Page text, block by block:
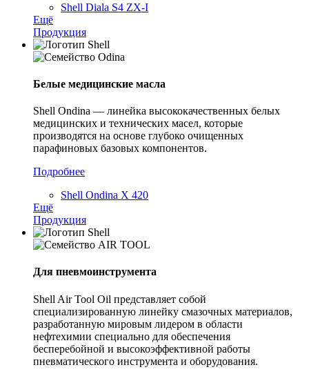
Shell Diala S4 ZX-I
Ещё
Продукция
Белые медицинские масла
Shell Ondina — линейка высококачественных белых
медицинских и технических масел, которые
производятся на основе глубоко очищенных
парафиновых базовых компонентов.
Подробнее
Shell Ondina X 420
Ещё
Продукция
Для пневмоинструмента
Shell Air Tool Oil представляет собой
специализированную линейку смазочных материалов,
разработанную мировым лидером в области
нефтехимии специально для обеспечения
бесперебойной и высокоэффективной работы
пневматического инструмента и оборудования.